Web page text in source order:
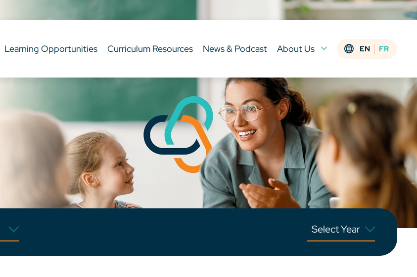
Learning Opportunities Curriculum Resources News & Podcast About Us EN FR